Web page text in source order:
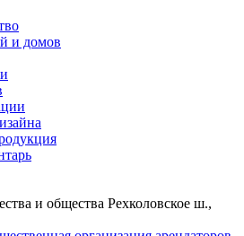
и домов
и общества Рехколовское ш.,